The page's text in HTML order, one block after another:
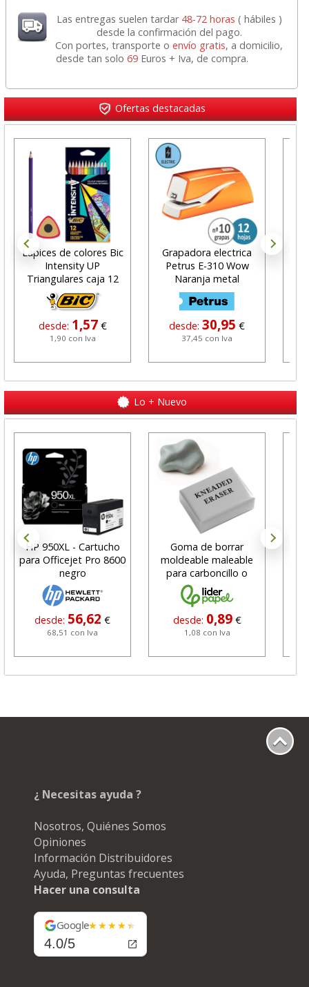
Las entregas suelen tardar 48-72 horas ( hábiles )
desde la confirmación del pago.
Con portes, transporte oenvío gratis, a domicilio,
desde tan solo 69Euros + Iva, de compra.
Ofertas destacadas
Lapices de colores Bic
Intensity UP
Triangulares caja 12
desde: 1,57 €
1,90 con Iva
Grapadora electrica
Petrus E-310 Wow
Naranja metal
desde:30,95 €
37,45 con Iva
Lo + Nuevo
HP 950XL - Cartucho
para Officejet Pro 8600
negro
desde: 56,62 €
68,51 con Iva
Goma de borrar
moldeable maleable
para carboncillo o
grafito
desde: 0,89 €
1,08 con Iva
¿ Necesitas ayuda ?
Nosotros, Quiénes Somos
Opiniones
Información Distribuidores
Ayuda, Preguntas frecuentes
Hacer una consulta
Google
4.0/5